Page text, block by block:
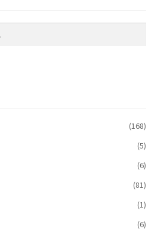
(168)
(5)
(6)
(81)
(1)
(6)